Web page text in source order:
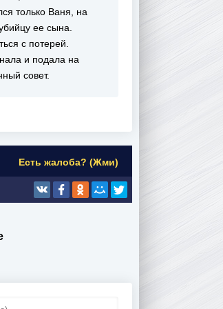
только Ваня, на
ее сына.
с потерей.
и подала на
совет.
Есть жалоба? (Жми)